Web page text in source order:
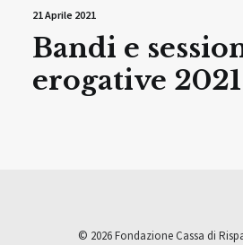
21 Aprile 2021
Bandi e
erogative 2021
© 2026 Fondazione Cassa di